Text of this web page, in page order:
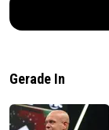
Gerade In